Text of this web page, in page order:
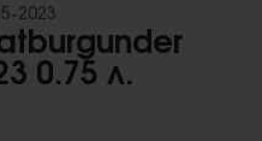
0.75 л.
2023